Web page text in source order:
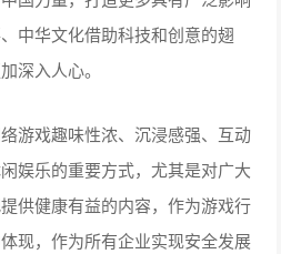
中华文化借助科技和创意的翅
深入人心。
游戏趣味性浓、沉浸感强、互动
娱乐的重要方式，尤其是对广大
供健康有益的内容，作为游戏行
现，作为所有企业实现安全发展